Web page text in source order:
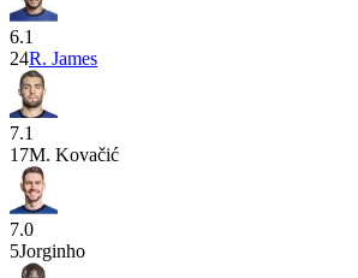
6.1
24R. James
7.1
17M. Kovačić
7.0
5Jorginho